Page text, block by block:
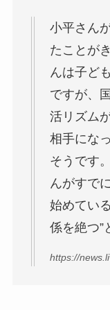
小平さん
たことが
んは子ど
ですが、
活リズム
相手にな
そうです
んがすで
始めてい
係を絶つ”
https://